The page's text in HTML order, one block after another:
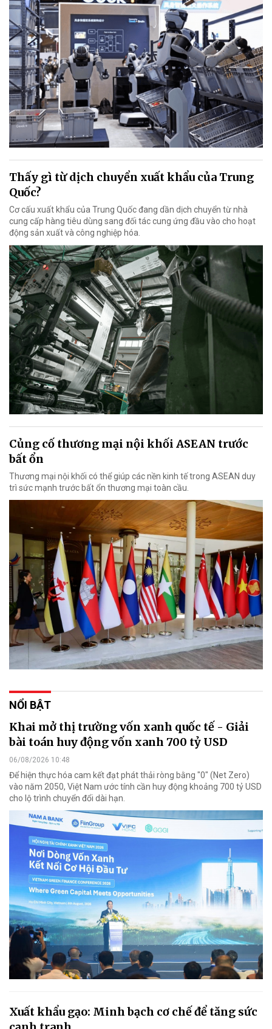
Thấy gì từ dịch chuyển xuất khẩu của Trung
Quốc?
Cơ cấu xuất khẩu của Trung Quốc đang dần dịch chuyển từ nhà
cung cấp hàng tiêu dùng sang đối tác cung ứng đầu vào cho hoạt
động sản xuất và công nghiệp hóa.
Củng cố thương mại nội khối ASEAN trước
bất ổn
Thương mại nội khối có thể giúp các nền kinh tế trong ASEAN duy
trì sức mạnh trước bất ổn thương mại toàn cầu.
NỔI BẬT
Khai mở thị trường vốn xanh quốc tế - Giải
bài toán huy động vốn xanh 700 tỷ USD
06/08/2026 10:48
Để hiện thực hóa cam kết đạt phát thải ròng bằng "0" (Net Zero)
vào năm 2050, Việt Nam ước tính cần huy động khoảng 700 tỷ USD
cho lộ trình chuyển đổi dài hạn.
Xuất khẩu gạo: Minh bạch cơ chế để tăng sức